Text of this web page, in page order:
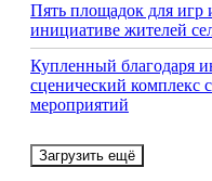
Пять площадок для игр
инициативе жителей
Купленный благодаря
сценический комплекс
мероприятий
Загрузить ещё